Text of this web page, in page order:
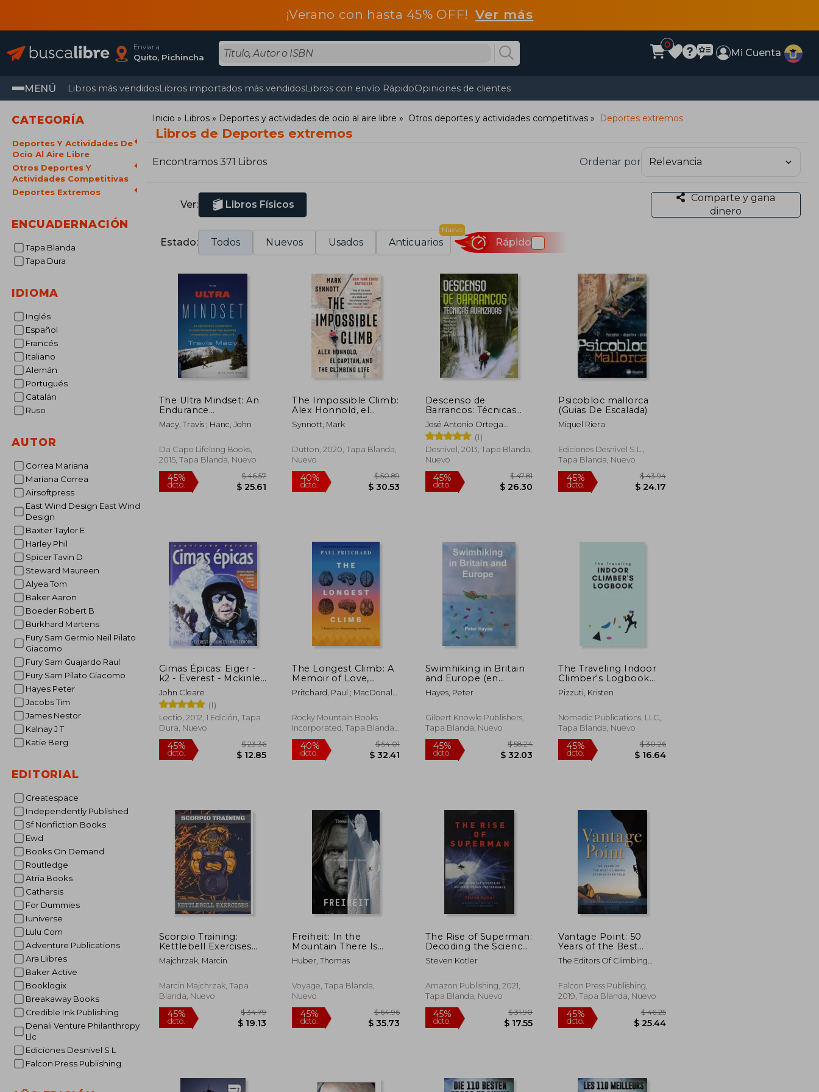
¡Verano con hasta 45% OFF!Ver más
Enviar a
Quito, Pichincha
0
Mi Cuenta
MENÚ Libros más vendidosLibros importados más vendidosLibros con envío RápidoOpiniones de clientes
CATEGORÍA
Deportes Y Actividades De
Ocio Al Aire Libre
Otros Deportes Y
Actividades Competitivas
Deportes Extremos
ENCUADERNACIÓN
Tapa Blanda
Tapa Dura
IDIOMA
Inglés
Español
Francés
Italiano
Alemán
Portugués
Catalán
Ruso
AUTOR
Correa Mariana
Mariana Correa
Airsoftpress
East Wind Design East Wind
Design
Baxter Taylor E
Harley Phil
Spicer Tavin D
Steward Maureen
Alyea Tom
Baker Aaron
Boeder Robert B
Burkhard Martens
Fury Sam Germio Neil Pilato
Giacomo
Fury Sam Guajardo Raul
Fury Sam Pilato Giacomo
Hayes Peter
Jacobs Tim
James Nestor
Kalnay J T
Katie Berg
EDITORIAL
Createspace
Independently Published
Sf Nonfiction Books
Ewd
Books On Demand
Routledge
Atria Books
Catharsis
For Dummies
Iuniverse
Lulu Com
Adventure Publications
Ara Llibres
Baker Active
Booklogix
Breakaway Books
Credible Ink Publishing
Denali Venture Philanthropy
Llc
Ediciones Desnivel S L
Falcon Press Publishing
Inicio Libros Deportes y actividades de ocio al aire libre Otros deportes y actividades competitivas Deportes extremos
Libros de Deportes extremos
Encontramos 371 Libros Ordenar por
Ver: Libros Físicos
Comparte y gana
dinero
Estado: Todos Nuevos Usados Anticuarios
Nuevo
Rápido
The Ultra Mindset: An
Endurance
Champion'S 8 Core
Principles for Success
and Life (en Inglés)
Macy, Travis ; Hanc, John
Da Capo Lifelong Books,
2015, Tapa Blanda, Nuevo
The Impossible Climb:
Alex Honnold, el
Capitan, and the
Climbing Life (en
Synnott, Mark
Dutton, 2020, Tapa Blanda,
Nuevo
$ 30.53
Descenso de
Barrancos: Técnicas
Avanzadas
José Antonio Ortega
Becerril
(1)
Desnivel, 2013, Tapa Blanda,
Nuevo
$ 26.30
Psicobloc mallorca
(Guias De Escalada)
Miquel Riera
Ediciones Desnivel S.L.,
Tapa Blanda, Nuevo
Cimas Épicas: Eiger -
k2 - Everest - Mckinley
- Matterhorn. (Otros
Naturaleza)
John Cleare
(1)
Lectio, 2012, 1 Edición, Tapa
Dura, Nuevo
45%
dcto.
The Longest Climb: A
Memoir of Love,
Mountaineering, and
Healing (en Inglés)
Pritchard, Paul ; MacDonald,
Rocky Mountain Books
Incorporated, Tapa Blanda,
Nuevo
40%
dcto.
Swimhiking in Britain
and Europe (en
Inglés)
Hayes, Peter
Gilbert Knowle Publishers,
Tapa Blanda, Nuevo
45%
dcto.
$ 58.24
$ 32.03
The Traveling Indoor
Climber's Logbook
(en Inglés)
Pizzuti, Kristen
Nomadic Publications, LLC,
Tapa Blanda, Nuevo
dcto.
Scorpio Training:
Kettlebell Exercises
(en Inglés)
Majchrzak, Marcin
Marcin Majchrzak, Tapa
Blanda, Nuevo
Freiheit: In the
Mountain There Is
Freedom (en Inglés)
Huber, Thomas
Voyage, Tapa Blanda,
Nuevo
The Rise of Superman:
Decoding the Science
of Ultimate Human
Performance (en
Steven Kotler
Amazon Publishing, 2021,
Tapa Blanda, Nuevo
Vantage Point: 50
Years of the Best
Climbing Stories Ever
Told (en Inglés)
The Editors Of Climbing
Falcon Press Publishing,
2019, Tapa Blanda, Nuevo